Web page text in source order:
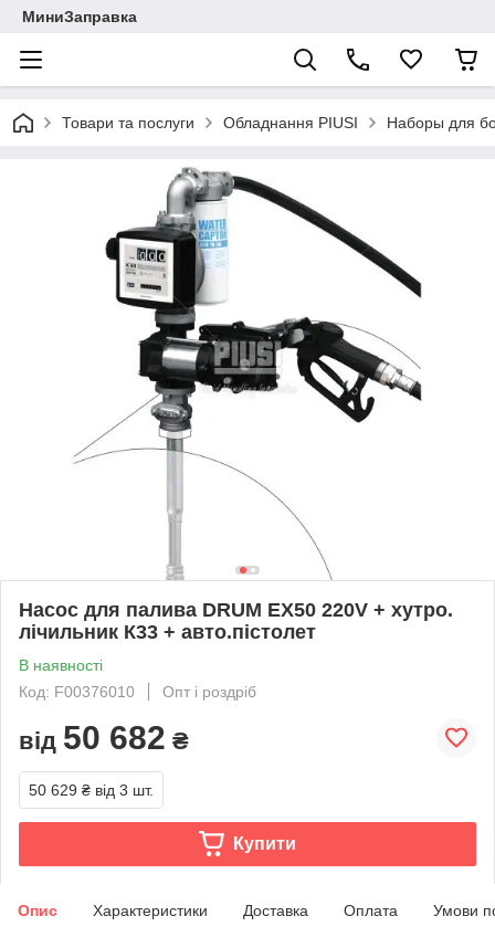
МиниЗаправка
Товари та послуги Обладнання PIUSI Наборы для
Насос для палива DRUM EX50 220V + хутро.
лічильник К33 + авто.пістолет
В наявності
Код: F00376010
Опт і роздріб
від 50 682 ₴
50 629 ₴ від 3 шт.
Купити
Опис Характеристики Доставка Оплата Умови